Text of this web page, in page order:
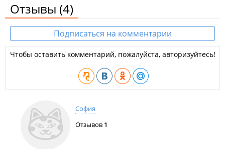
Отзывы (4)
Подписаться на комментарии
Чтобы оставить комментарий, пожалуйста, авторизуйтесь!
София
Отзывов 1